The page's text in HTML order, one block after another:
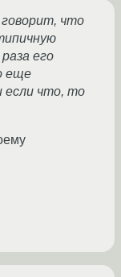
что
его
еще
если что, то